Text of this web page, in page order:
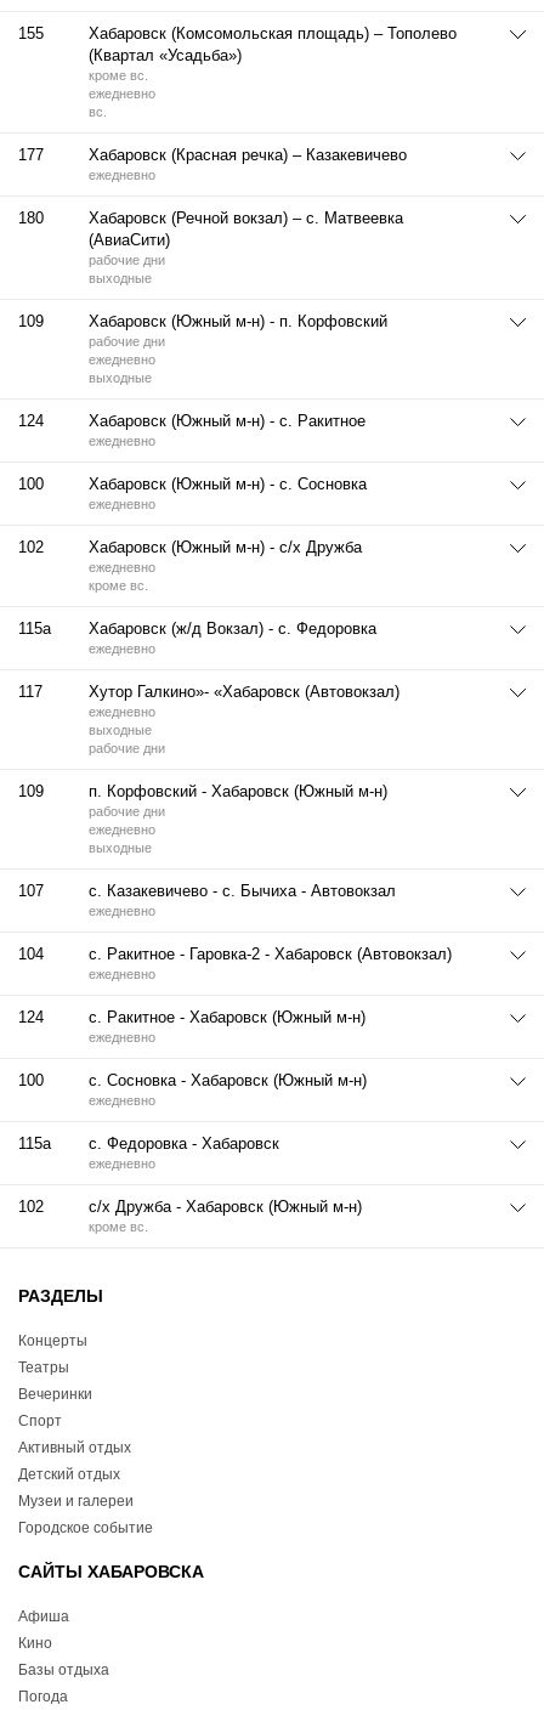
155
Хабаровск (Комсомольская площадь) – Тополево
(Квартал «Усадьба»)
кроме вс.
ежедневно
вс.
177 Хабаровск (Красная речка) – Казакевичево
ежедневно
180
Хабаровск (Речной вокзал) – с. Матвеевка
(АвиаСити)
рабочие дни
выходные
109 Хабаровск (Южный м-н) - п. Корфовский
рабочие дни
ежедневно
выходные
124 Хабаровск (Южный м-н) - с. Ракитное
ежедневно
100 Хабаровск (Южный м-н) - с. Сосновка
ежедневно
102 Хабаровск (Южный м-н) - с/х Дружба
ежедневно
кроме вс.
115а Хабаровск (ж/д Вокзал) - с. Федоровка
ежедневно
117 Хутор Галкино»- «Хабаровск (Автовокзал)
ежедневно
выходные
рабочие дни
109 п. Корфовский - Хабаровск (Южный м-н)
рабочие дни
ежедневно
выходные
107 с. Казакевичево - с. Бычиха - Автовокзал
ежедневно
104 с. Ракитное - Гаровка-2 - Хабаровск (Автовокзал)
ежедневно
124 с. Ракитное - Хабаровск (Южный м-н)
ежедневно
100 с. Сосновка - Хабаровск (Южный м-н)
ежедневно
115а с. Федоровка - Хабаровск
ежедневно
102 с/х Дружба - Хабаровск (Южный м-н)
кроме вс.
РАЗДЕЛЫ
Концерты
Театры
Вечеринки
Спорт
Активный отдых
Детский отдых
Музеи и галереи
Городское событие
САЙТЫ ХАБАРОВСКА
Афиша
Кино
Базы отдыха
Погода